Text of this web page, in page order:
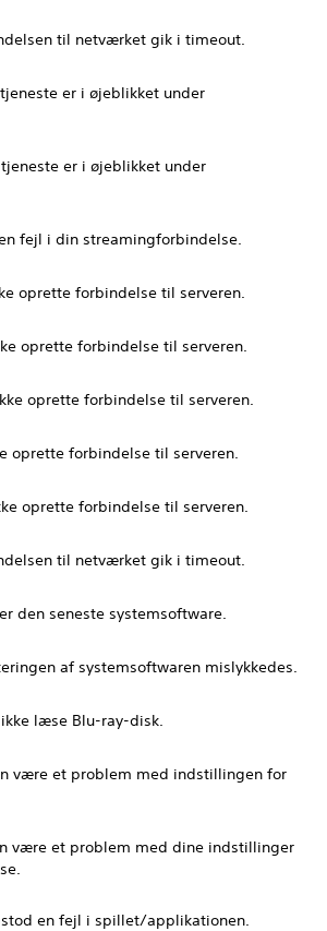
til netværket gik i timeout.
er i øjeblikket under
tjeneste er i øjeblikket under
fejl i din streamingforbindelse.
oprette forbindelse til serveren.
oprette forbindelse til serveren.
oprette forbindelse til serveren.
oprette forbindelse til serveren.
oprette forbindelse til serveren.
til netværket gik i timeout.
den seneste systemsoftware.
af systemsoftwaren mislykkedes.
ikke læse Blu-ray-disk.
være et problem med indstillingen for
være et problem med dine indstillinger
en fejl i spillet/applikationen.